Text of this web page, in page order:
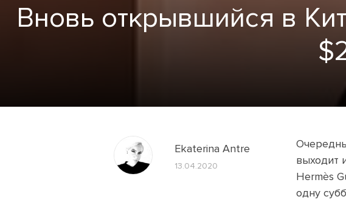
Вновь открывшийся в
Ekaterina Antre
13.04.2020
выходит
Hermès
одну